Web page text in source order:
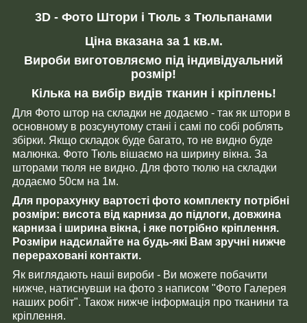
3D - Фото Штори і Тюль з Тюльпанами
Ціна вказана за 1 кв.м.
Вироби виготовляємо під індивідуальний
розмір!
Кілька на вибір видів тканин і кріплень!
Для Фото штор на складки не додаємо - так як штори в
основному в розсунутому стані і самі по собі роблять
збірки. Якщо складок буде багато, то не видно буде
малюнка. Фото Тюль вішаємо на ширину вікна. За
шторами тюля не видно. Для фото тюлю на складки
додаємо 50см на 1м.
Для прорахунку вартості фото комплекту потрібні
розміри: висота від карниза до підлоги, довжина
карниза і ширина вікна, і яке потрібно кріплення.
Розміри надсилайте на будь-які Вам зручні нижче
перераховані контакти.
Як виглядають наші вироби - Ви можете побачити
нижче, натиснувши на фото з написом "Фото Галерея
наших робіт". Також нижче інформація про тканини та
кріплення.